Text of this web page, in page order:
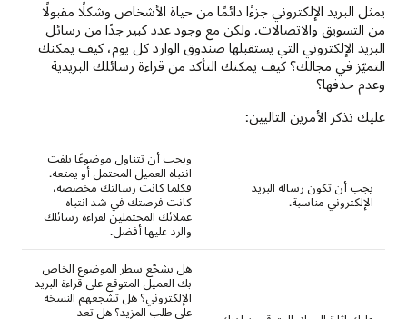
يمثل البريد الإلكتروني جزءًا دائمًا من حياة الأشخاص وشكلًا مقبولًا
من التسويق والاتصالات. ولكن مع وجود عدد كبير جدًا من رسائل
البريد الإلكتروني التي يستقبلها صندوق الوارد كل يوم، كيف يمكنك
التميّز في مجالك؟ كيف يمكنك التأكد من قراءة رسائلك البريدية
وعدم حذفها؟
عليك تذكر الأمرين التاليين:
يجب أن تكون رسالة البريد
الإلكتروني مناسبة.
ويجب أن تتناول موضوعًا يلفت
انتباه العميل المحتمل أو يمتعه.
فكلما كانت رسالتك مخصصة،
كانت فرصتك في شد انتباه
عملائك المحتملين لقراءة رسائلك
والرد عليها أفضل.
هل يشجّع سطر الموضوع الخاص
بك العميل المتوقع على قراءة البريد
الإلكتروني؟ هل تشجعهم النسخة
على طلب المزيد؟ هل تعد